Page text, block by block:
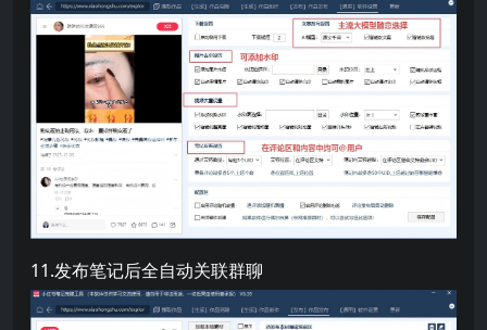
11.发布笔记后全自动关联群聊